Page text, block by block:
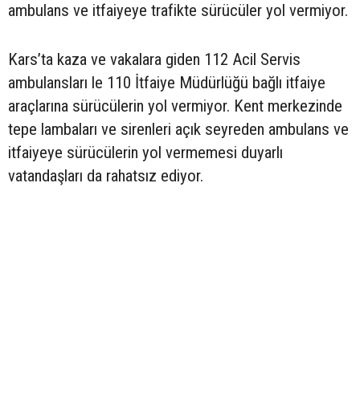
ambulans ve itfaiyeye trafikte sürücüler yol vermiyor.
Kars’ta kaza ve vakalara giden 112 Acil Servis
ambulansları le 110 İtfaiye Müdürlüğü bağlı itfaiye
araçlarına sürücülerin yol vermiyor. Kent merkezinde
tepe lambaları ve sirenleri açık seyreden ambulans ve
itfaiyeye sürücülerin yol vermemesi duyarlı
vatandaşları da rahatsız ediyor.